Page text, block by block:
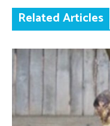
Related Articles